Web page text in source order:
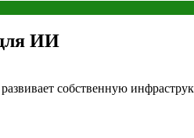
ИИ
собственную